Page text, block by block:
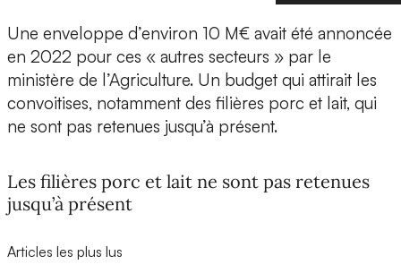
Une enveloppe d’environ 10 M€ avait été annoncée
en 2022 pour ces « autres secteurs » par le
ministère de l’Agriculture. Un budget qui attirait les
convoitises, notamment des filières porc et lait, qui
ne sont pas retenues jusqu’à présent.
Les filières porc et lait ne sont pas retenues
jusqu’à présent
Articles les plus lus